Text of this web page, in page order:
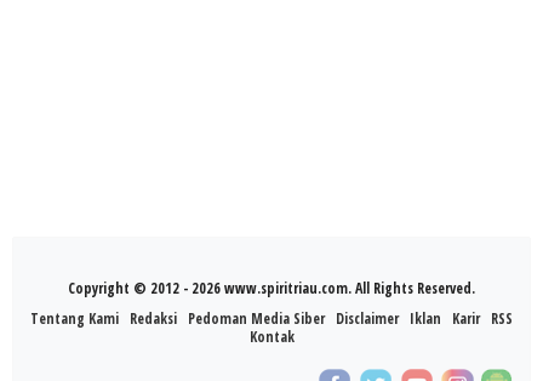
Copyright © 2012 - 2026 www.spiritriau.com. All Rights Reserved.
Tentang Kami Redaksi Pedoman Media Siber Disclaimer Iklan Karir RSS
Kontak